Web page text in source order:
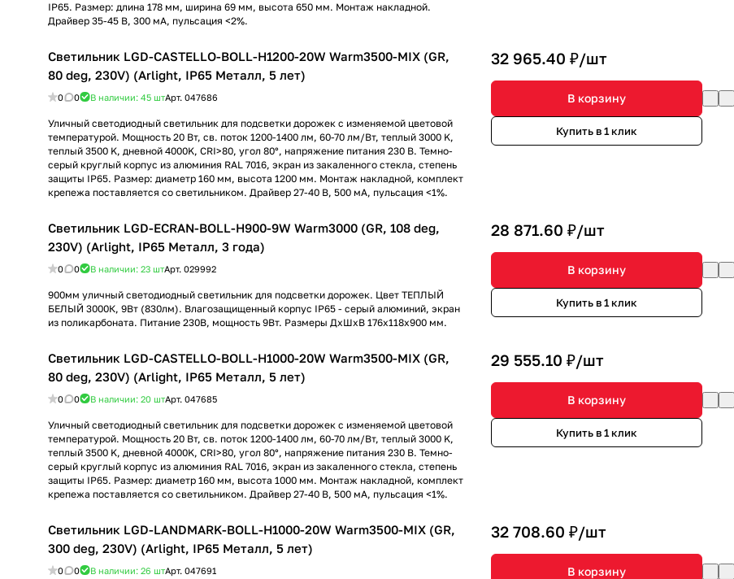
IP65. Размер: длина 178 мм, ширина 69 мм, высота 650 мм. Монтаж накладной.
Драйвер 35-45 В, 300 мА, пульсация <2%.
Светильник LGD-CASTELLO-BOLL-H1200-20W Warm3500-MIX (GR,
80 deg, 230V) (Arlight, IP65 Металл, 5 лет)
0 0 В наличии: 45 штАрт. 047686
Уличный светодиодный светильник для подсветки дорожек с изменяемой цветовой
температурой. Мощность 20 Вт, св. поток 1200-1400 лм, 60-70 лм/Вт, теплый 3000 K,
теплый 3500 K, дневной 4000K, CRI>80, угол 80°, напряжение питания 230 В. Темно-
серый круглый корпус из алюминия RAL 7016, экран из закаленного стекла, степень
защиты IP65. Размер: диаметр 160 мм, высота 1200 мм. Монтаж накладной, комплект
крепежа поставляется со светильником. Драйвер 27-40 В, 500 мА, пульсация <1%.
32 965.40 ₽/шт
В корзину
Купить в 1 клик
Светильник LGD-ECRAN-BOLL-H900-9W Warm3000 (GR, 108 deg,
230V) (Arlight, IP65 Металл, 3 года)
0 0 В наличии: 23 штАрт. 029992
900мм уличный светодиодный светильник для подсветки дорожек. Цвет ТЕПЛЫЙ
БЕЛЫЙ 3000К, 9Вт (830лм). Влагозащищенный корпус IP65 - серый алюминий, экран
из поликарбоната. Питание 230В, мощность 9Вт. Размеры ДхШхВ 176х118х900 мм.
28 871.60 ₽/шт
В корзину
Купить в 1 клик
Светильник LGD-CASTELLO-BOLL-H1000-20W Warm3500-MIX (GR,
80 deg, 230V) (Arlight, IP65 Металл, 5 лет)
0 0 В наличии: 20 штАрт. 047685
Уличный светодиодный светильник для подсветки дорожек с изменяемой цветовой
температурой. Мощность 20 Вт, св. поток 1200-1400 лм, 60-70 лм/Вт, теплый 3000 K,
теплый 3500 K, дневной 4000K, CRI>80, угол 80°, напряжение питания 230 В. Темно-
серый круглый корпус из алюминия RAL 7016, экран из закаленного стекла, степень
защиты IP65. Размер: диаметр 160 мм, высота 1000 мм. Монтаж накладной, комплект
крепежа поставляется со светильником. Драйвер 27-40 В, 500 мА, пульсация <1%.
29 555.10 ₽/шт
В корзину
Купить в 1 клик
Светильник LGD-LANDMARK-BOLL-H1000-20W Warm3500-MIX (GR,
300 deg, 230V) (Arlight, IP65 Металл, 5 лет)
0 0 В наличии: 26 штАрт. 047691
32 708.60 ₽/шт
В корзину